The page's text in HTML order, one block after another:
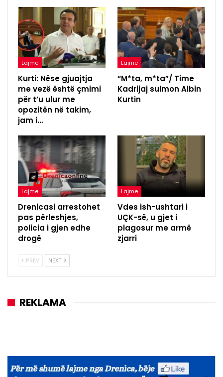
Lajme
Kurti: Nëse gjuajtja
me vezë është çmimi
për t’u ulur me
opozitën në takim,
jam i…
Lajme
“M*ta, m*ta”/ Time
Kadrijaj sulmon Albin
Kurtin
Lajme
Drenicasi arrestohet
pas përleshjes,
policia i gjen edhe
drogë
Lajme
Vdes ish-ushtari i
UÇK-së, u gjet i
plagosur me armë
zjarri
PREV NEXT
REKLAMA